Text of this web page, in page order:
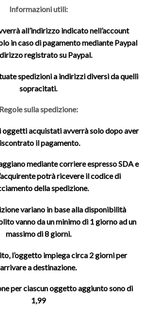
Informazioni utili:
all’indirizzo indicato nell’account
in caso di pagamento mediante Paypal
registrato su Paypal.
spedizioni a indirizzi diversi da quelli
sopracitati.
Regole sulla spedizione:
oggetti acquistati avverrà solo dopo aver
il pagamento.
mediante corriere espresso SDA e
potrà ricevere il codice di
della spedizione.
variano in base alla disponibilità
vanno da un minimo di 1 giorno ad un
massimo di 8 giorni.
l’oggetto impiega circa 2 giorni per
arrivare a destinazione.
per ciascun oggetto aggiunto sono di
1,99